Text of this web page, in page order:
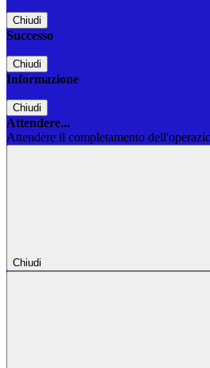
Chiudi
Successo
Chiudi
Informazione
Chiudi
Attendere...
Attendere il completamento
Chiudi